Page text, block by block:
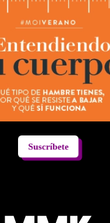
Suscríbete